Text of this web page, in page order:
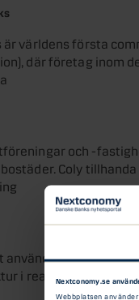
Nextconomy.se
Webbplatsen
världens första
där företag inom
och -
Coly
använda data ger
i realtid